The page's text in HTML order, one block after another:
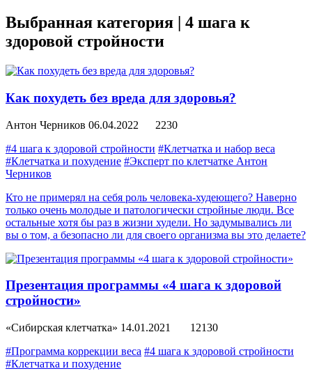
Выбранная категория | 4 шага к
здоровой стройности
Как похудеть без вреда для здоровья?
Антон Черников 06.04.2022
2230
#4 шага к здоровой стройности #Клетчатка и набор веса
#Клетчатка и похудение #Эксперт по клетчатке Антон
Черников
Кто не примерял на себя роль человека-худеющего? Наверно
только очень молодые и патологически стройные люди. Все
остальные хотя бы раз в жизни худели. Но задумывались ли
вы о том, а безопасно ли для своего организма вы это делаете?
Презентация программы «4 шага к здоровой
стройности»
«Сибирская клетчатка» 14.01.2021
12130
#Программа коррекции веса #4 шага к здоровой стройности
#Клетчатка и похудение